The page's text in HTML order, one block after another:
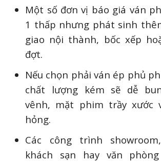
Một số đơn vị báo giá ván
1 thấp nhưng phát sinh
giao nội thành, bốc xếp
đợt.
Nếu chọn phải ván ép phủ
chất lượng kém sẽ dễ
vênh, mặt phim trầy xước
hỏng.
Các công trình
khách sạn hay văn